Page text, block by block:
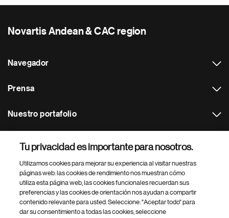
Novartis Andean & CAC region
Navegador
Prensa
Nuestro portafolio
Footer Site Search
Tu privacidad es importante para nosotros.
Utilizamos cookies para mejorar su experiencia al visitar nuestras
páginas web: las cookies de rendimiento nos muestran cómo
utiliza esta página web, las cookies funcionales recuerdan sus
preferencias y las cookies de orientación nos ayudan a compartir
contenido relevante para usted. Seleccione: "Aceptar todo" para
dar su consentimiento a todas las cookies, seleccione